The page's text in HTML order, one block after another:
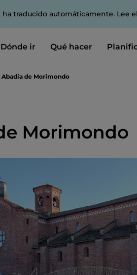
ha traducido automáticamente. Lee
Dónde ir Qué hacer
Abadía de Morimondo
Morimondo